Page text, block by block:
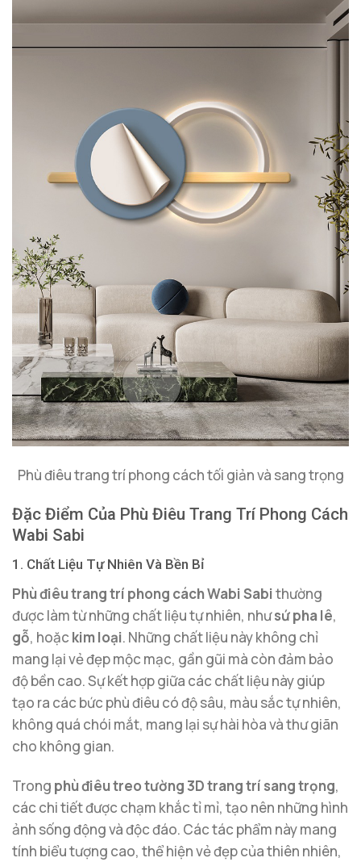
Phù điêu trang trí phong cách tối giản và sang trọng
Đặc Điểm Của Phù Điêu Trang Trí Phong Cách
Wabi Sabi
1. Chất Liệu Tự Nhiên Và Bền Bỉ
Phù điêu trang trí phong cách Wabi Sabithường
được làm từ những chất liệu tự nhiên, nhưsứ pha lê,
gỗ, hoặc kim loại. Những chất liệu này không chỉ
mang lại vẻ đẹp mộc mạc, gần gũi mà còn đảm bảo
độ bền cao. Sự kết hợp giữa các chất liệu này giúp
tạo ra các bức phù điêu có độ sâu, màu sắc tự nhiên,
không quá chói mắt, mang lại sự hài hòa và thư giãn
cho không gian.
Trong phù điêu treo tường 3D trang trí sang trọng,
các chi tiết được chạm khắc tỉ mỉ, tạo nên những hình
ảnh sống động và độc đáo. Các tác phẩm này mang
tính biểu tượng cao, thể hiện vẻ đẹp của thiên nhiên,